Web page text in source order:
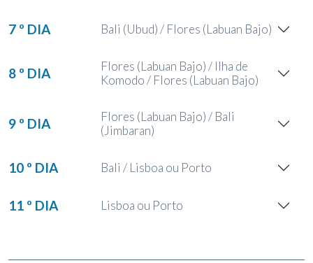
7 º DIA Bali (Ubud) / Flores (Labuan Bajo)
8 º DIA
Flores (Labuan Bajo) / Ilha de
Komodo / Flores (Labuan Bajo)
9 º DIA
Flores (Labuan Bajo) / Bali
(Jimbaran)
10 º DIA Bali / Lisboa ou Porto
11 º DIA Lisboa ou Porto